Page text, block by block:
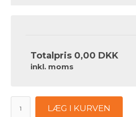
Totalpris 0,00 DKK
inkl. moms
LÆG I KURVEN